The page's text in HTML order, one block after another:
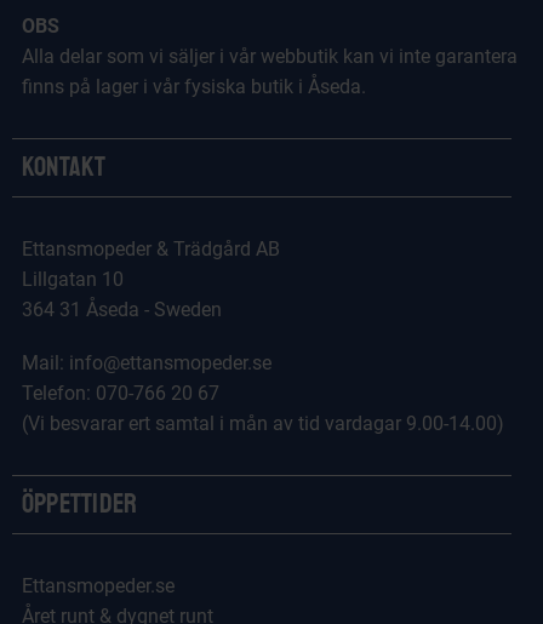
OBS
Alla delar som vi säljer i vår webbutik kan vi inte garantera
finns på lager i vår fysiska butik i Åseda.
Kontakt
Ettansmopeder & Trädgård AB
Lillgatan 10
364 31 Åseda - Sweden
Mail: info@ettansmopeder.se
Telefon: 070-766 20 67
(Vi besvarar ert samtal i mån av tid vardagar 9.00-14.00)
Öppettider
Ettansmopeder.se
Året runt & dygnet runt